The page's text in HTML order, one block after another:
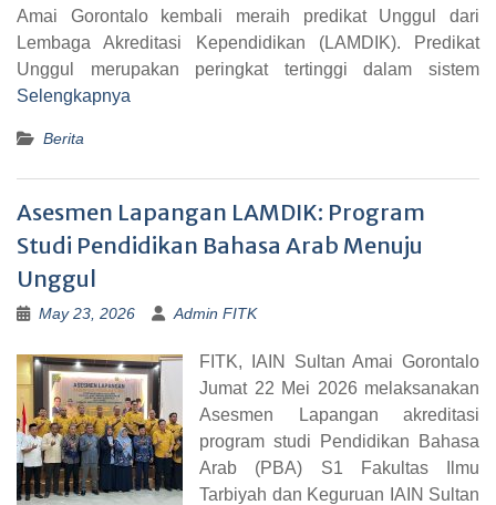
Amai Gorontalo kembali meraih predikat Unggul dari
Lembaga Akreditasi Kependidikan (LAMDIK). Predikat
Unggul merupakan peringkat tertinggi dalam sistem
Selengkapnya
Berita
Asesmen Lapangan LAMDIK: Program
Studi Pendidikan Bahasa Arab Menuju
Unggul
May 23, 2026 Admin FITK
FITK, IAIN Sultan Amai Gorontalo
Jumat 22 Mei 2026 melaksanakan
Asesmen Lapangan akreditasi
program studi Pendidikan Bahasa
Arab (PBA) S1 Fakultas Ilmu
Tarbiyah dan Keguruan IAIN Sultan